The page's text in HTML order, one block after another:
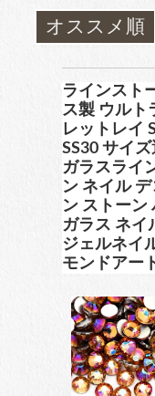
contact
blog
ブログ
オススメ順
ラインスト
ス製 ウルト
レットレイ
SS30 サイズ
ガラスライ
ン ネイル
ン ストーン
ガラス ネイ
ジェルネイ
モンドアー